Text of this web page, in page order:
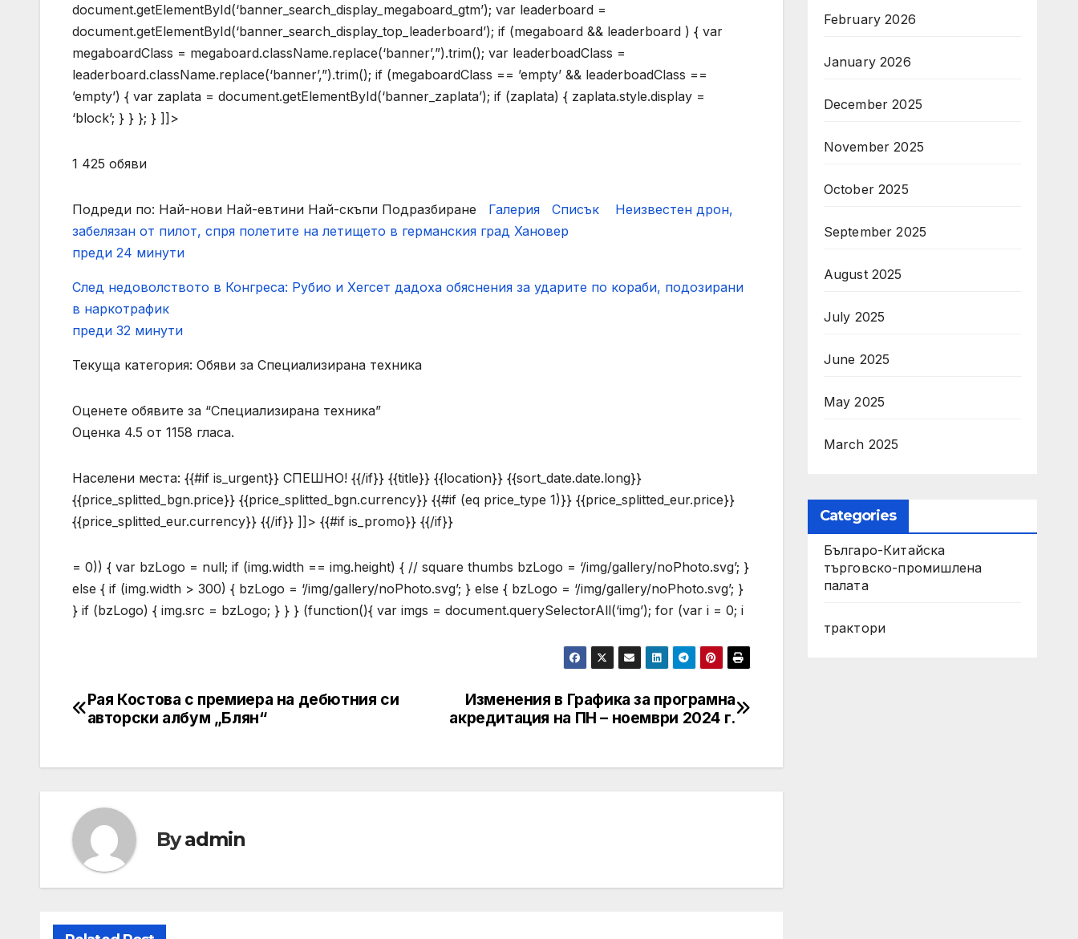
document.getElementById(‘banner_search_display_megaboard_gtm’); var leaderboard =
document.getElementById(‘banner_search_display_top_leaderboard’); if (megaboard && leaderboard ) { var
megaboardClass = megaboard.className.replace(‘banner’,”).trim(); var leaderboadClass =
leaderboard.className.replace(‘banner’,”).trim(); if (megaboardClass == ’empty’ && leaderboadClass ==
’empty’) { var zaplata = document.getElementById(‘banner_zaplata’); if (zaplata) { zaplata.style.display =
‘block’; } } }; } ]]>
1 425 обяви
Подреди по: Най-нови Най-евтини Най-скъпи Подразбиране Галерия Списък
Неизвестен дрон,
забелязан от пилот, спря полетите на летището в германския град Хановер
преди 24 минути
След недоволството в Конгреса: Рубио и Хегсет дадоха обяснения за ударите по кораби, подозирани
в наркотрафик
преди 32 минути
Текуща категория: Обяви за Специализирана техника
Оценете обявите за “Специализирана техника”
Оценка 4.5 от 1158 гласа.
Населени места: {{#if is_urgent}} СПЕШНО! {{/if}} {{title}} {{location}} {{sort_date.date.long}}
{{price_splitted_bgn.price}} {{price_splitted_bgn.currency}} {{#if (eq price_type 1)}} {{price_splitted_eur.price}}
{{price_splitted_eur.currency}} {{/if}} ]]> {{#if is_promo}} {{/if}}
= 0)) { var bzLogo = null; if (img.width == img.height) { // square thumbs bzLogo = ‘/img/gallery/noPhoto.svg’; }
else { if (img.width > 300) { bzLogo = ‘/img/gallery/noPhoto.svg’; } else { bzLogo = ‘/img/gallery/noPhoto.svg’; }
} if (bzLogo) { img.src = bzLogo; } } } (function(){ var imgs = document.querySelectorAll(‘img’); for (var i = 0; i
Post
Изменения в Графика за програмна
акредитация на ПН – ноември 2024 г.
Рая Костова с премиера на дебютния си
авторски албум „Блян“
Byadmin
February 2026
January 2026
December 2025
November 2025
October 2025
September 2025
August 2025
July 2025
June 2025
May 2025
March 2025
Categories
Българо-Китайска
търговско-промишлена
палата
трактори